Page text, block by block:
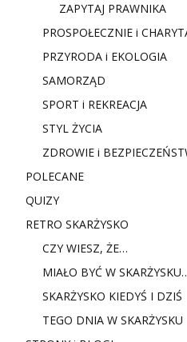
ZAPYTAJ PRAWNIKA
PROSPOŁECZNIE i
PRZYRODA i EKOLOGIA
SAMORZĄD
SPORT i REKREACJA
STYL ŻYCIA
ZDROWIE i
POLECANE
QUIZY
RETRO SKARŻYSKO
CZY WIESZ, ŻE…
MIAŁO BYĆ W
SKARŻYSKO KIEDYŚ I DZIŚ
TEGO DNIA W SKARŻYSKU